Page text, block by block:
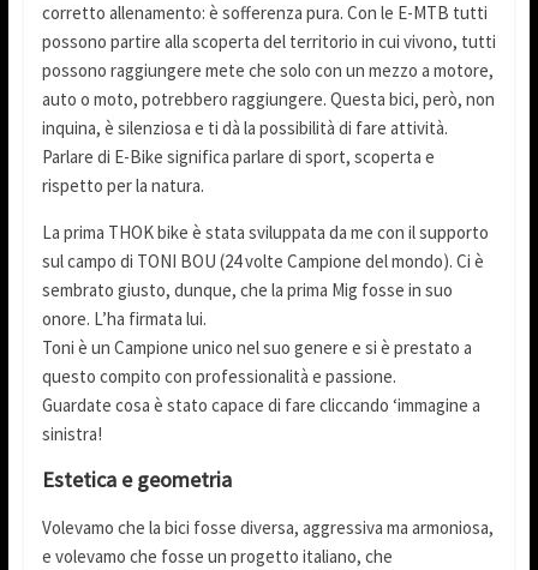
corretto allenamento: è sofferenza pura. Con le E-MTB tutti
possono partire alla scoperta del territorio in cui vivono, tutti
possono raggiungere mete che solo con un mezzo a motore,
auto o moto, potrebbero raggiungere. Questa bici, però, non
inquina, è silenziosa e ti dà la possibilità di fare attività.
Parlare di E-Bike significa parlare di sport, scoperta e
rispetto per la natura.
La prima THOK bike è stata sviluppata da me con il supporto
sul campo di TONI BOU (24 volte Campione del mondo). Ci è
sembrato giusto, dunque, che la prima Mig fosse in suo
onore. L’ha firmata lui.
Toni è un Campione unico nel suo genere e si è prestato a
questo compito con professionalità e passione.
Guardate cosa è stato capace di fare cliccando ‘immagine a
sinistra!
Estetica e geometria
Volevamo che la bici fosse diversa, aggressiva ma armoniosa,
e volevamo che fosse un progetto italiano, che